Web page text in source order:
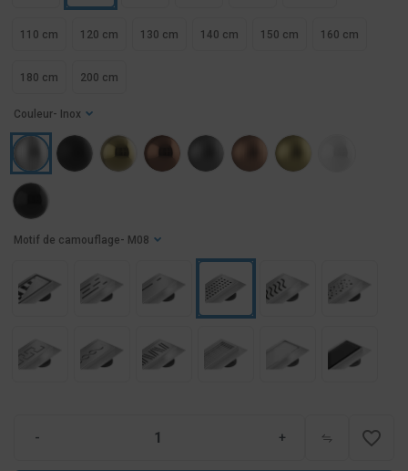
110 cm 120 cm 130 cm 140 cm 150 cm 160 cm
180 cm 200 cm
Couleur - Inox
Motif de camouflage - M08
- + favorite_border